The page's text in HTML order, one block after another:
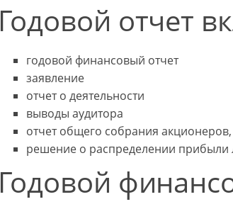
Годовой отчет
годовой финансовый отчет
заявление
отчет о деятельности
выводы аудитора
отчет общего собрания
решение о распределении прибыли
Годовой